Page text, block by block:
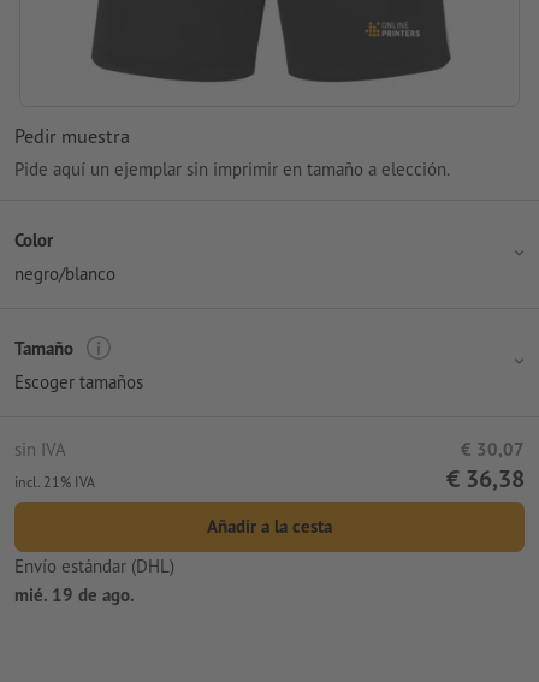
Pedir muestra
Pide aquí un ejemplar sin imprimir en tamaño a elección.
Color
negro/blanco
Tamaño
Escoger tamaños
sin IVA € 30,07
incl. 21% IVA € 36,38
Añadir a la cesta
Envío estándar (DHL)
mié. 19 de ago.